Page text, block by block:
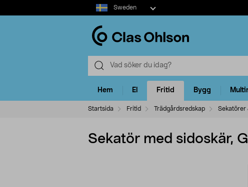
Select
market
Sweden
Hem El Fritid Bygg
Startsida Fritid Trädgårdsredskap Sekatörer
Sekatör med sidoskär,